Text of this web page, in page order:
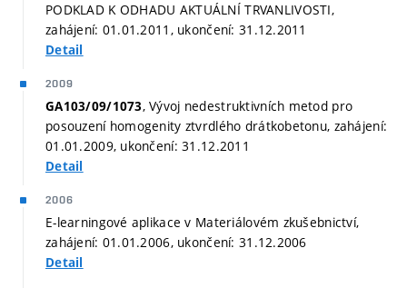
PODKLAD K ODHADU AKTUÁLNÍ TRVANLIVOSTI,
zahájení: 01.01.2011, ukončení: 31.12.2011
Detail
2009
GA103/09/1073, Vývoj nedestruktivních metod pro
posouzení homogenity ztvrdlého drátkobetonu, zahájení:
01.01.2009, ukončení: 31.12.2011
Detail
2006
E-learningové aplikace v Materiálovém zkušebnictví,
zahájení: 01.01.2006, ukončení: 31.12.2006
Detail